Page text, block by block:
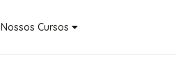
Nossos Cursos